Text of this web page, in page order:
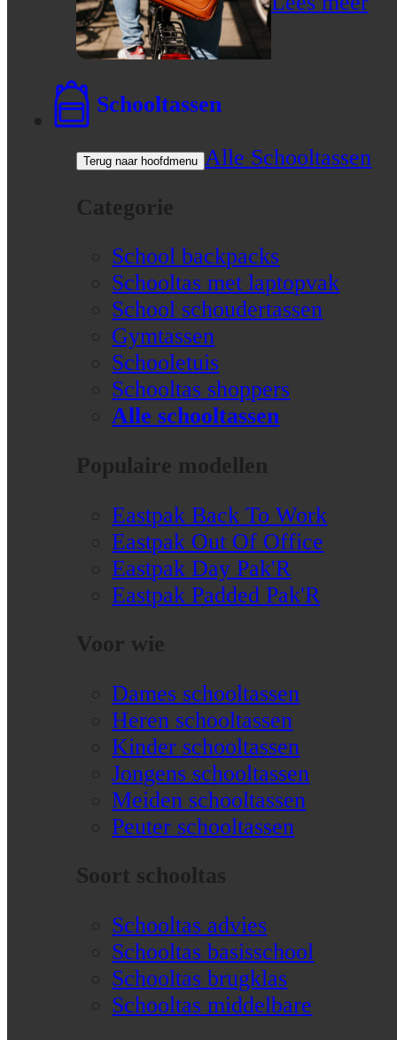
Schooltassen
Terug naar hoofdmenu Alle Schooltassen
Categorie
School backpacks
Schooltas met laptopvak
School schoudertassen
Gymtassen
Schooletuis
Schooltas shoppers
Alle schooltassen
Populaire modellen
Eastpak Back To Work
Eastpak Out Of Office
Eastpak Day Pak'R
Eastpak Padded Pak'R
Voor wie
Dames schooltassen
Heren schooltassen
Kinder schooltassen
Jongens schooltassen
Meiden schooltassen
Peuter schooltassen
Soort schooltas
Schooltas advies
Schooltas basisschool
Schooltas brugklas
Schooltas middelbare